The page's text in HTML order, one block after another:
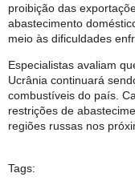
proibição das
abastecimento
meio às dificuldades
Especialistas avaliam
Ucrânia continuará
combustíveis do país.
restrições de
regiões russas nos
Tags: